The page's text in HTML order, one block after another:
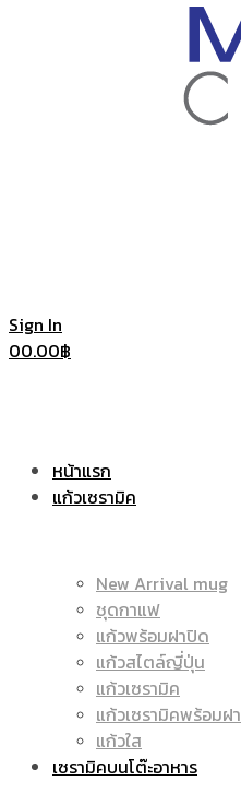
แก้ว
ราคา
Sign In
00.00฿
หน้าแรก
แก้วเซรามิค
New Arrival mug
ชุดกาแฟ
แก้วพร้อมฝาปิด
แก้วสไตล์ญี่ปุ่น
แก้วเซรามิค
แก้วเซรามิคพร้อมฝา
แก้วใส
เซรามิคบนโต๊ะอาหาร